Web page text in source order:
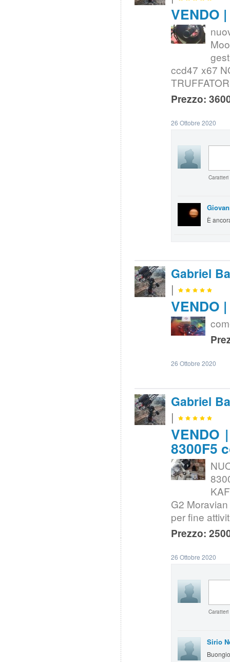
VENDO
ccd47 x67
Prezzo:
26 Ottobre 2020
È
Gabriel
|
VENDO
26 Ottobre 2020
Gabriel
|
VENDO
8300F5
G2
per fine
Prezzo:
26 Ottobre 2020
Sirio